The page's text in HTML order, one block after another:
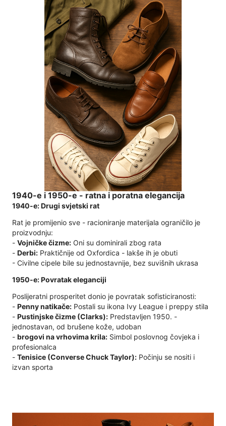
1940-e i 1950-e - ratna i poratna elegancija
1940-e: Drugi svjetski rat
Rat je promijenio sve - racioniranje materijala ograničilo je
proizvodnju:
- Vojničke čizme: Oni su dominirali zbog rata
- Derbi: Praktičnije od Oxfordica - lakše ih je obuti
- Civilne cipele bile su jednostavnije, bez suvišnih ukrasa
1950-e: Povratak eleganciji
Poslijeratni prosperitet donio je povratak sofisticiranosti:
- Penny natikače: Postali su ikona Ivy League i preppy stila
- Pustinjske čizme (Clarks): Predstavljen 1950. -
jednostavan, od brušene kože, udoban
- brogovi na vrhovima krila: Simbol poslovnog čovjeka i
profesionalca
- Tenisice (Converse Chuck Taylor): Počinju se nositi i
izvan sporta